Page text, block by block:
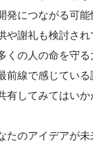
発につながる可
や謝礼も検討さ
くの人の命を守
前線で感じてい
有してみてはいか
たのアイデアが未